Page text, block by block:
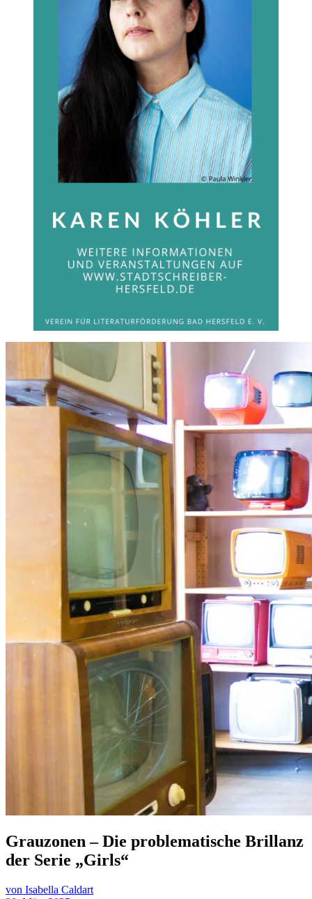
Grauzonen – Die problematische Brillanz
der Serie „Girls“
von Isabella Caldart